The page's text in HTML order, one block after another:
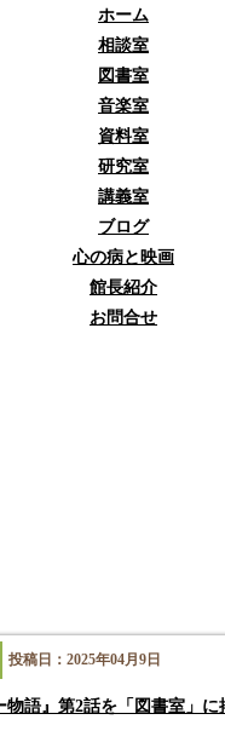
ホーム
相談室
図書室
音楽室
資料室
研究室
講義室
ブログ
心の病と映画
館長紹介
お問合せ
投稿日：2025年04月9日
語』第2話を「図書室」に